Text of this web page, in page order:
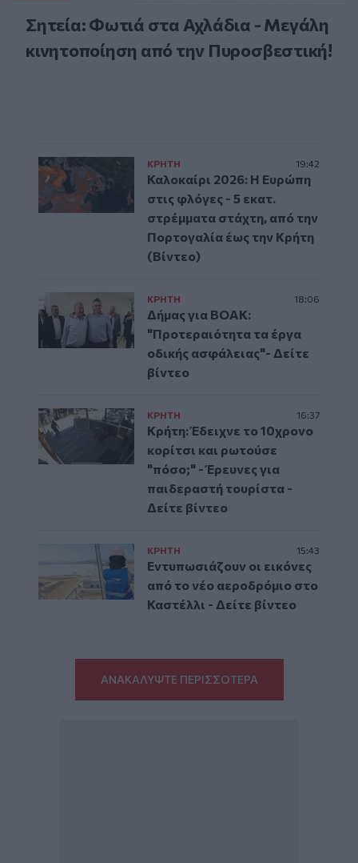
Σητεία: Φωτιά στα Αχλάδια - Μεγάλη
κινητοποίηση από την Πυροσβεστική!
ΚΡΗΤΗ 19:42
Καλοκαίρι 2026: Η Ευρώπη
στις φλόγες - 5 εκατ.
στρέμματα στάχτη, από την
Πορτογαλία έως την Κρήτη
(Βίντεο)
ΚΡΗΤΗ 18:06
Δήμας για ΒΟΑΚ:
"Προτεραιότητα τα έργα
οδικής ασφάλειας"- Δείτε
βίντεο
ΚΡΗΤΗ 16:37
Κρήτη: Έδειχνε το 10χρονο
κορίτσι και ρωτούσε
"πόσο;" - Έρευνες για
παιδεραστή τουρίστα -
Δείτε βίντεο
ΚΡΗΤΗ 15:43
Εντυπωσιάζουν οι εικόνες
από το νέο αεροδρόμιο στο
Καστέλλι - Δείτε βίντεο
ΑΝΑΚΑΛΥΨΤΕ ΠΕΡΙΣΣΟΤΕΡΑ